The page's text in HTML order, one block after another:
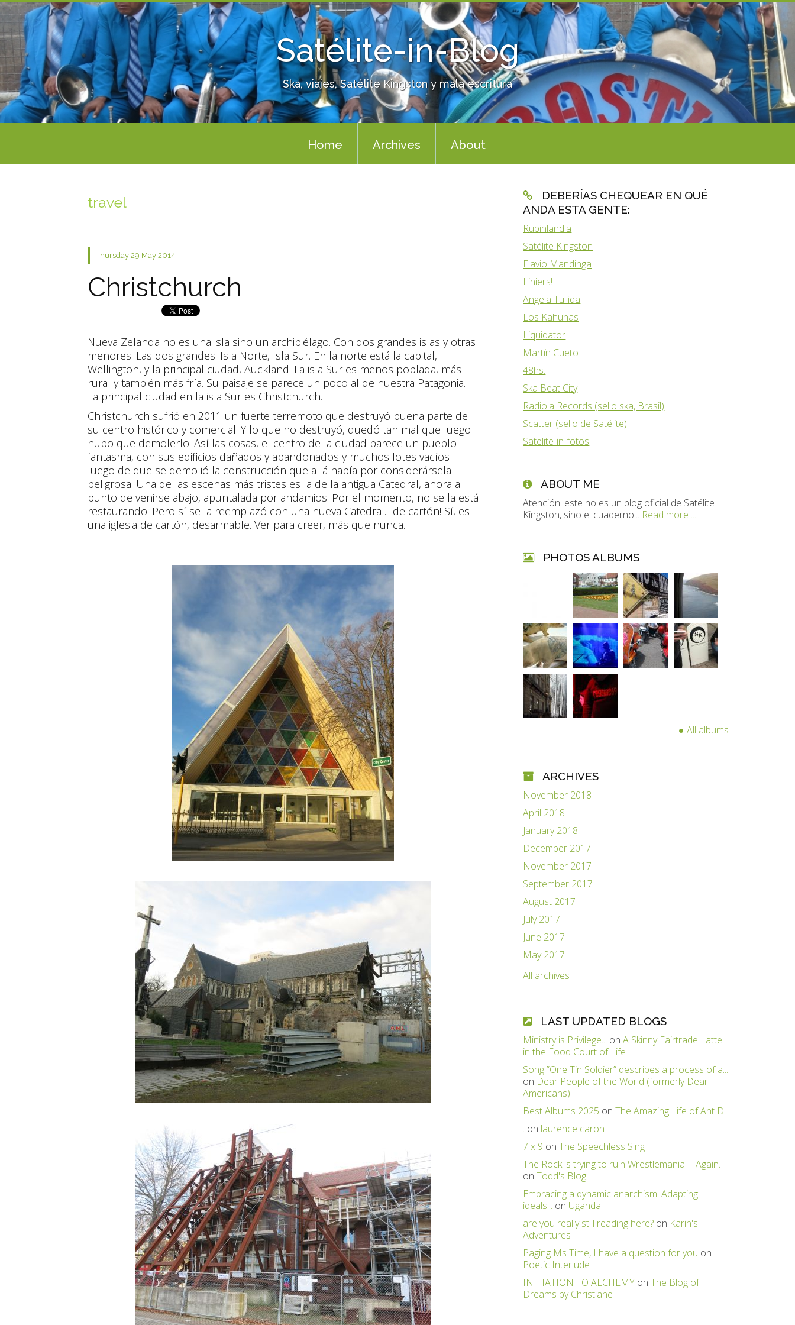
Satélite-in-Blog
Ska, viajes, Satélite Kingston y mala escritura
Home Archives About
travel
Thursday 29 May 2014
Christchurch
Nueva Zelanda no es una isla sino un archipiélago. Con dos grandes islas y otras
menores. Las dos grandes: Isla Norte, Isla Sur. En la norte está la capital,
Wellington, y la principal ciudad, Auckland. La isla Sur es menos poblada, más
rural y también más fría. Su paisaje se parece un poco al de nuestra Patagonia.
La principal ciudad en la isla Sur es Christchurch.
Christchurch sufrió en 2011 un fuerte terremoto que destruyó buena parte de
su centro histórico y comercial. Y lo que no destruyó, quedó tan mal que luego
hubo que demolerlo. Así las cosas, el centro de la ciudad parece un pueblo
fantasma, con sus edificios dañados y abandonados y muchos lotes vacíos
luego de que se demolió la construcción que allá había por considerársela
peligrosa. Una de las escenas más tristes es la de la antigua Catedral, ahora a
punto de venirse abajo, apuntalada por andamios. Por el momento, no se la está
restaurando. Pero sí se la reemplazó con una nueva Catedral... de cartón! Sí, es
una iglesia de cartón, desarmable. Ver para creer, más que nunca.
DEBERÍAS CHEQUEAR EN QUÉ
ANDA ESTA GENTE:
Rubinlandia
Satélite Kingston
Flavio Mandinga
Liniers!
Angela Tullida
Los Kahunas
Liquidator
Martín Cueto
48hs.
Ska Beat City
Radiola Records (sello ska, Brasil)
Scatter (sello de Satélite)
Satelite-in-fotos
ABOUT ME
Atención: este no es un blog oficial de Satélite
Kingston, sino el cuaderno... Read more ...
PHOTOS ALBUMS
All albums
ARCHIVES
November 2018
April 2018
January 2018
December 2017
November 2017
September 2017
August 2017
July 2017
June 2017
May 2017
All archives
LAST UPDATED BLOGS
Ministry is Privilege... onA Skinny Fairtrade Latte
in the Food Court of Life
Song ”One Tin Soldier” describes a process of a...
on Dear People of the World (formerly Dear
Americans)
Best Albums 2025 onThe Amazing Life of Ant D
. on laurence caron
7 x 9 onThe Speechless Sing
The Rock is trying to ruin Wrestlemania -- Again.
onTodd's Blog
Embracing a dynamic anarchism: Adapting
ideals... on Uganda
are you really still reading here? on Karin's
Adventures
Paging Ms Time, I have a question for you on
Poetic Interlude
INITIATION TO ALCHEMY onThe Blog of
Dreams by Christiane